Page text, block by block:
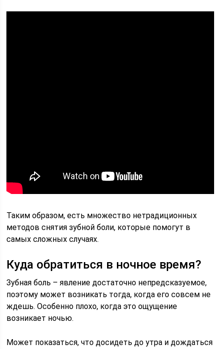
Таким образом, есть множество нетрадиционных
методов снятия зубной боли, которые помогут в
самых сложных случаях.
Куда обратиться в ночное время?
Зубная боль – явление достаточно непредсказуемое,
поэтому может возникать тогда, когда его совсем не
ждешь. Особенно плохо, когда это ощущение
возникает ночью.
Может показаться, что досидеть до утра и дождаться